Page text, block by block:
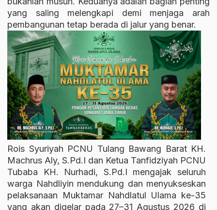
yang saling melengkapi demi menjaga arah
pembangunan tetap berada di jalur yang benar.
Rois Syuriyah PCNU Tulang Bawang Barat KH.
Machrus Aly, S.Pd.I dan Ketua Tanfidziyah PCNU
Tubaba KH. Nurhadi, S.Pd.I mengajak seluruh
warga Nahdliyin mendukung dan menyukseskan
pelaksanaan Muktamar Nahdlatul Ulama ke-35
yang akan digelar pada 27–31 Agustus 2026 di